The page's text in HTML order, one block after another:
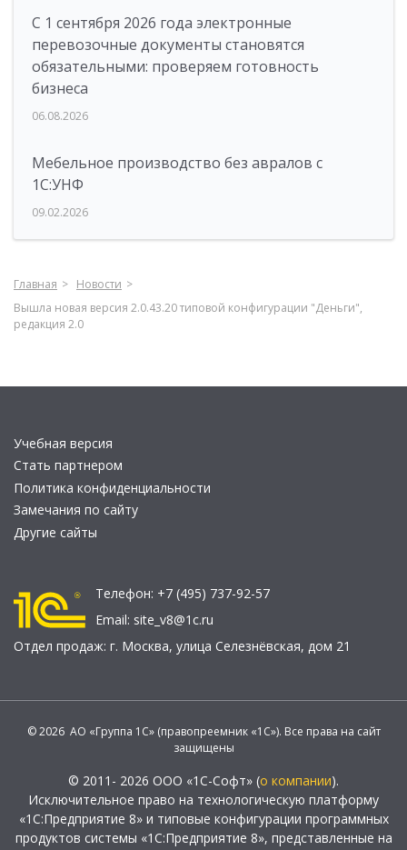
С 1 сентября 2026 года электронные
перевозочные документы становятся
обязательными: проверяем готовность
бизнеса
06.08.2026
Мебельное производство без авралов с
1С:УНФ
09.02.2026
Главная
Новости
Вышла новая версия 2.0.43.20 типовой конфигурации "Деньги",
редакция 2.0
Учебная версия
Стать партнером
Политика конфиденциальности
Замечания по сайту
Другие сайты
Телефон: +7 (495) 737-92-57
Email: site_v8@1c.ru
Отдел продаж: г. Москва, улица Селезнёвская, дом 21
© 2026 АО «Группа 1С» (правопреемник «1С»). Все права на сайт
защищены
© 2011- 2026 ООО «1С-Софт» (о компании).
Исключительное право на технологическую платформу
«1С:Предприятие 8» и типовые конфигурации программных
продуктов системы «1С:Предприятие 8», представленные на